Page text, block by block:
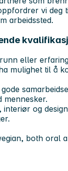
vi deg
arbeidssted.
eller
mulighet til å
mennesker.
og
both oral